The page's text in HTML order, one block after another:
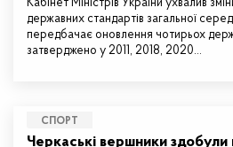
Кабінет Міністрів України ухвалив
державних стандартів загальної
передбачає оновлення чотирьох
затверджено у 2011, 2018, 2020…
СПОРТ
Черкаські вершники здобули